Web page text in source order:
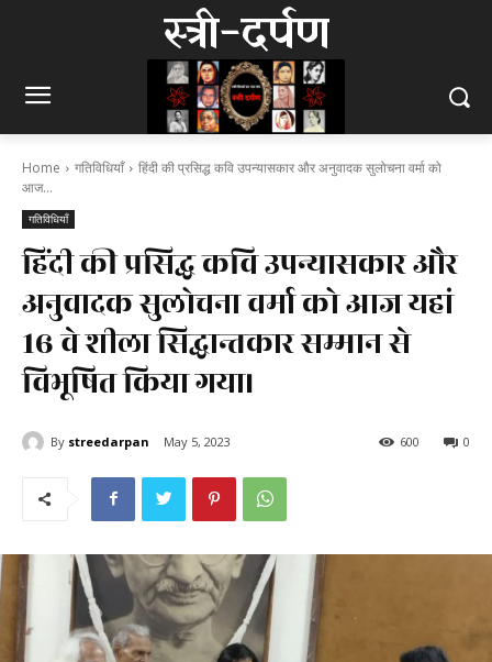
स्त्री-दर्पण
Home गतिविधियाँ
हिंदी की प्रसिद्ध कवि उपन्यासकार और अनुवादक सुलोचना वर्मा को
आज...
गतिविधियाँ
हिंदी की प्रसिद्ध कवि उपन्यासकार और
अनुवादक सुलोचना वर्मा को आज यहां
16 वे शीला सिद्धान्तकार सम्मान से
विभूषित किया गया।
By streedarpan May 5, 2023 0
600